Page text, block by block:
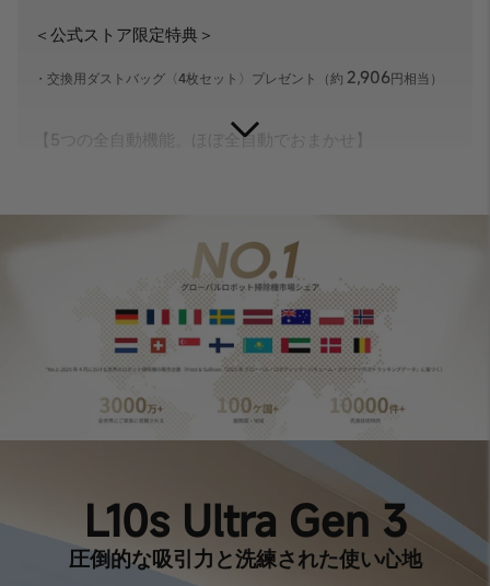
＜公式ストア限定特典＞
・交換用ダストバッグ〈4枚セット〉プレゼント（約 2,906円相当）
【5つの全自動機能。ほぼ全自動でおまかせ】
た、AceClean DryBoardセルフクリーニングシステムには20個のスプ
浄し、洗浄後は汚水をしっかり排出。掃除そのものだけでなく、掃除後
の面倒まで減らせるのが大きな魅力です。他機種と比べても、「清掃
力」だけでなく「使い続けやすさ」まで完成度が高いポイントです。
【スマートに避けて、パワフルに吸い取る】
スマートな3DAdapt障害物回避とSmart Pathfinderが部屋全体を360°
スキャンし、家具や小物、ペットゾーン、高価なラグなどを賢く避けな
がら効率よく清掃。さらに、第6世代 TurboForceモーターによる
し、ゴミ除去率99％・髪の毛除去率99％を実現します。掃除のたびに
床を片づけなくても、しっかりキレイになる。 そんな「本当にラクな
掃除」を求める方にぴったりの一台です。
【水拭き・吸引両用で、壁ぎわも家具下も取りこぼしに
SideReach吸引とMopExtend RoboSwingにより、モップパッドは最大
4cmまで伸長。椅子の脚まわり、家具下のすき間、丸みのある家具のま
わり、壁ぎわなど、一般的なロボット掃除機では届きにくい場所までし
L10s Ultra Gen 3
圧倒的な吸引力と洗練された使い心地